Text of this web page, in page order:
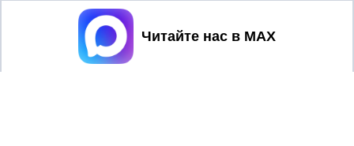
Принять